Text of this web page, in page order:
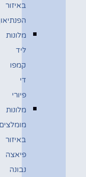
באיזור
הפנתיאון
מלונות
ליד
קמפו
די
פיורי
מלונות
מומלצים
באיזור
פיאצה
נבונה